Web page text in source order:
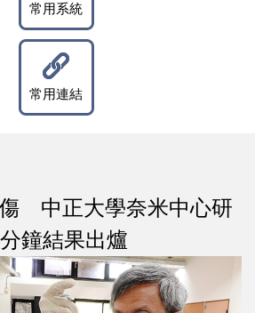
常用系統
常用連結
中正大學奈米中心研
鐘結果出爐